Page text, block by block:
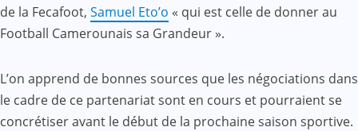
de la Fecafoot, Samuel Eto’o « qui est celle de donner au
Football Camerounais sa Grandeur ».
L’on apprend de bonnes sources que les négociations dans
le cadre de ce partenariat sont en cours et pourraient se
concrétiser avant le début de la prochaine saison sportive.